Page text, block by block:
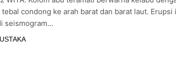
Kinerja Kapolrestabes Medan, Warga
dalam Penanaman Mangrove” Sontoh Laut
condong ke arah barat dan barat laut. Erupsi
seismogram…